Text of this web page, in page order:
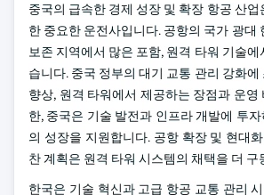
중국의 급속한 경제 성장 및 확장 항공 산업
한 중요한 운전사입니다. 공항의 국가 광대
보존 지역에서 많은 포함, 원격 타워 기술에
습니다. 중국 정부의 대기 교통 관리 강화에
향상, 원격 타워에서 제공하는 장점과 운영
한, 중국은 기술 발전과 인프라 개발에 투
의 성장을 지원합니다. 공항 확장 및 현대
찬 계획은 원격 타워 시스템의 채택을 더 구
한국은 기술 혁신과 고급 항공 교통 관리